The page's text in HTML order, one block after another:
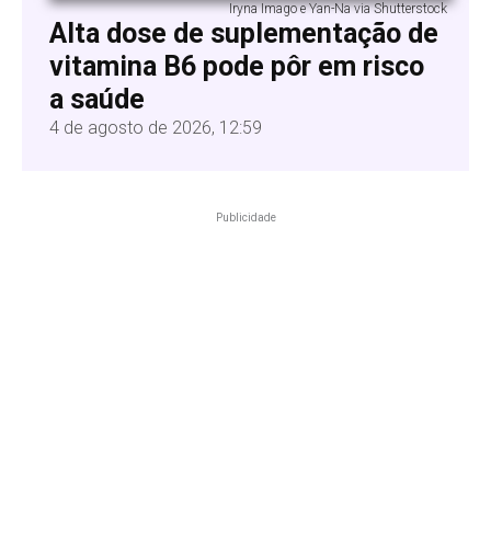
Iryna Imago e Yan-Na via Shutterstock
Alta dose de suplementação de
vitamina B6 pode pôr em risco
a saúde
4 de agosto de 2026, 12:59
Publicidade